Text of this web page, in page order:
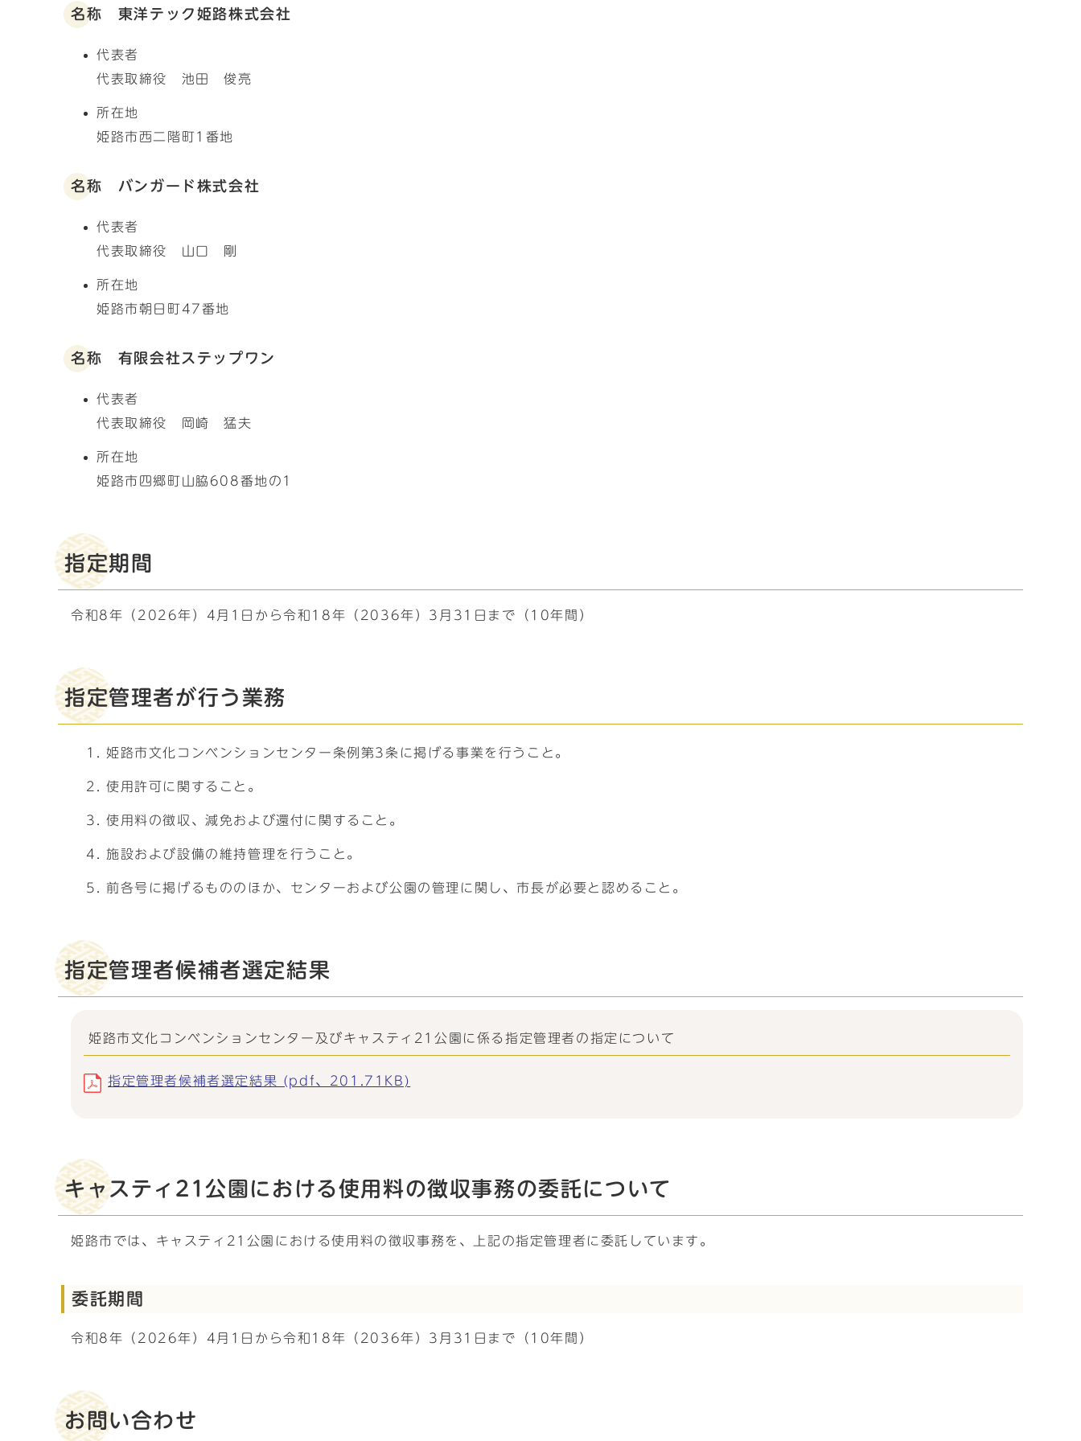
名称 東洋テック姫路株式会社
代表者
代表取締役 池田 俊亮
所在地
姫路市西二階町1番地
名称 バンガード株式会社
代表者
代表取締役 山口 剛
所在地
姫路市朝日町47番地
名称 有限会社ステップワン
代表者
代表取締役 岡崎 猛夫
所在地
姫路市四郷町山脇608番地の1
指定期間
令和8年（2026年）4月1日から令和18年（2036年）3月31日まで（10年間）
指定管理者が行う業務
姫路市文化コンベンションセンター条例第3条に掲げる事業を行うこと。
使用許可に関すること。
使用料の徴収、減免および還付に関すること。
施設および設備の維持管理を行うこと。
前各号に掲げるもののほか、センターおよび公園の管理に関し、市長が必要と認めること。
指定管理者候補者選定結果
姫路市文化コンベンションセンター及びキャスティ21公園に係る指定管理者の指定について
指定管理者候補者選定結果 (pdf、201.71KB)
キャスティ21公園における使用料の徴収事務の委託について
姫路市では、キャスティ21公園における使用料の徴収事務を、上記の指定管理者に委託しています。
委託期間
令和8年（2026年）4月1日から令和18年（2036年）3月31日まで（10年間）
お問い合わせ